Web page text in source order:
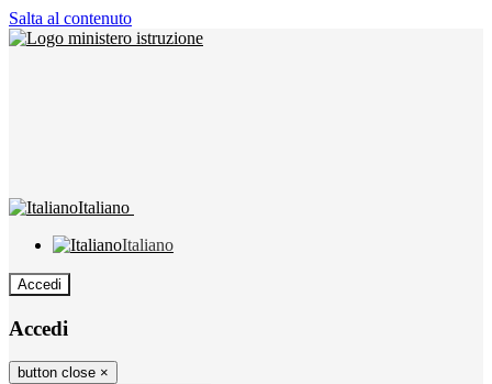
Salta al contenuto
Italiano
Italiano
Accedi
Accedi
button close ×